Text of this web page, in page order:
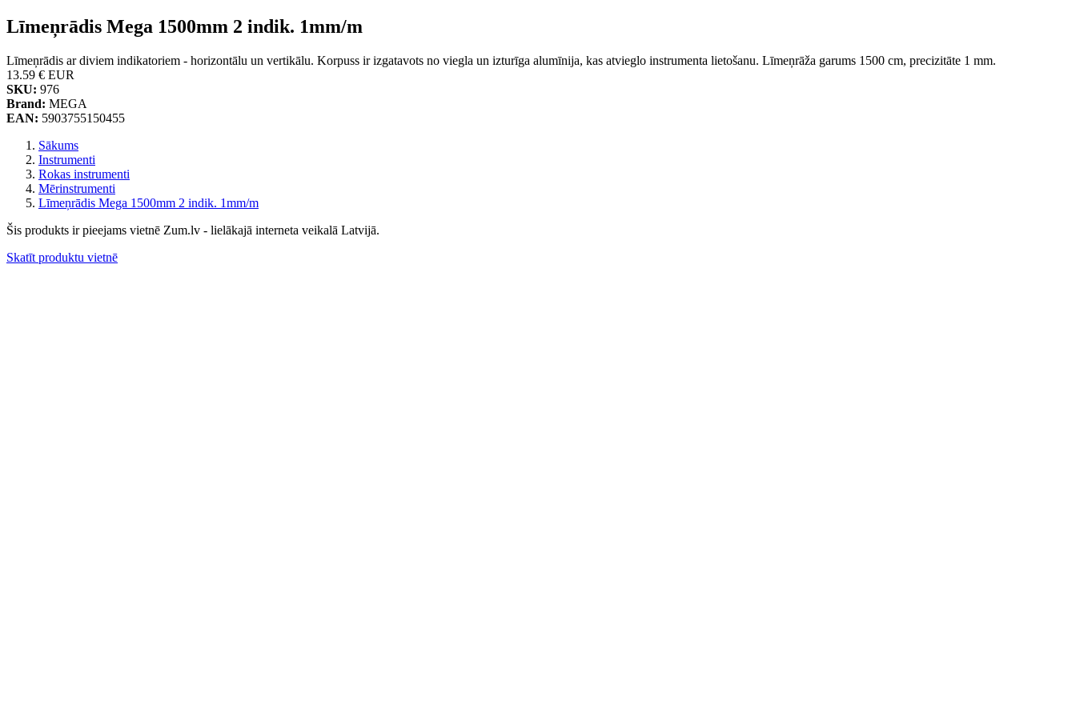
Līmeņrādis Mega 1500mm 2 indik. 1mm/m
Līmeņrādis ar diviem indikatoriem - horizontālu un vertikālu. Korpuss ir izgatavots no viegla un izturīga alumīnija, kas atvieglo instrumenta lietošanu. Līmeņrāža garums 1500 cm, precizitāte 1 mm.
13.59 € EUR
SKU: 976
Brand: MEGA
EAN: 5903755150455
Sākums
Instrumenti
Rokas instrumenti
Mērinstrumenti
Līmeņrādis Mega 1500mm 2 indik. 1mm/m
Šis produkts ir pieejams vietnē Zum.lv - lielākajā interneta veikalā Latvijā.
Skatīt produktu vietnē